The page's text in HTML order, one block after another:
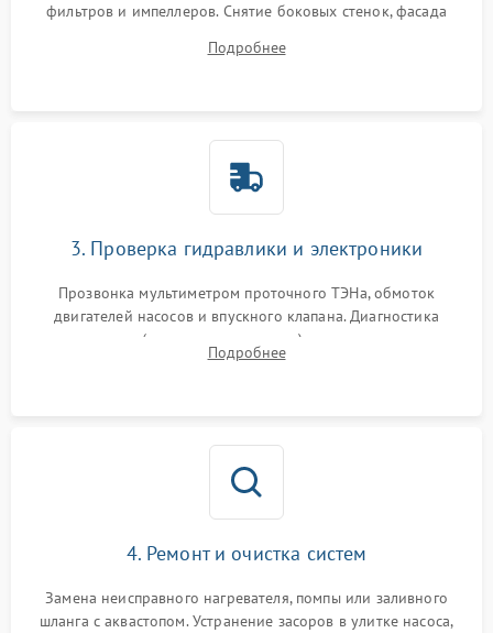
фильтров и импеллеров. Снятие боковых стенок, фасада
циркуляционному насосу, ТЭНу и сливной помпе.
Подробнее
3. Проверка гидравлики и электроники
Прозвонка мультиметром проточного ТЭНа, обмоток
двигателей насосов и впускного клапана. Диагностика
прессостата (датчика уровня воды), датчика мутности,
концевика дверцы и электронного модуля управления.
Подробнее
4. Ремонт и очистка систем
Замена неисправного нагревателя, помпы или заливного
шланга с аквастопом. Устранение засоров в улитке насоса,